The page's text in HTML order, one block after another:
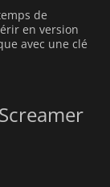
de
en version
avec une clé